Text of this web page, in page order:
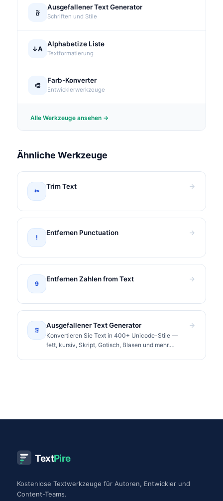
𝔉
Ausgefallener Text Generator
Schriften und Stile
↓A
Alphabetize Liste
Textformatierung
🎨
Farb-Konverter
Entwicklerwerkzeuge
Alle Werkzeuge ansehen →
Ähnliche Werkzeuge
✂
Trim Text
!
Entfernen Punctuation
9
Entfernen Zahlen from Text
𝔉
Ausgefallener Text Generator
Konvertieren Sie Text in 400+ Unicode-Stile —
fett, kursiv, Skript, Gotisch, Blasen und mehr.
TextPire
Kostenlose Textwerkzeuge für Autoren, Entwickler und
Content-Teams.